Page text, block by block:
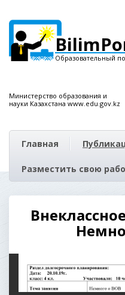
Образовательный
Министерство образования и
науки Казахстана www.edu.gov.kz
Главная
Разместить свою